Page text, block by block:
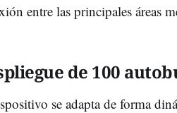
entre las principales áreas
de 100
se adapta de forma